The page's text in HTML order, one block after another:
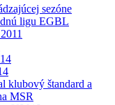
sezóne
ligu EGBL
klubový štandard a
MSR